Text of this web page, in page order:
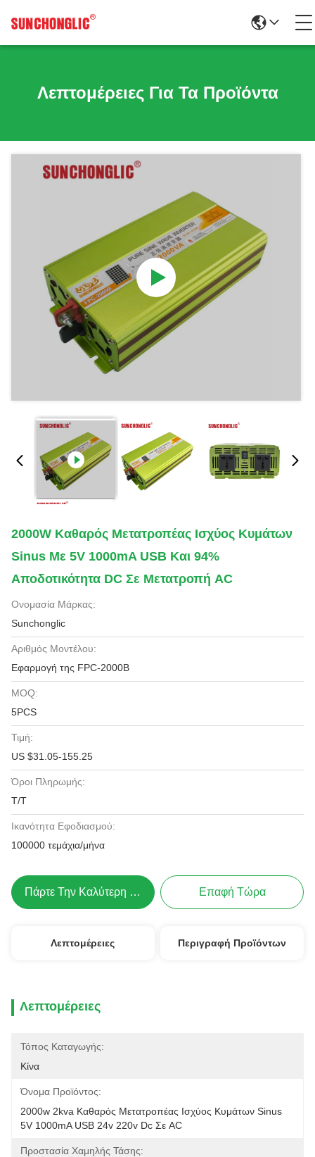
Λεπτομέρειες Για Τα Προϊόντα
2000W Καθαρός Μετατροπέας Ισχύος Κυμάτων
Sinus Με 5V 1000mA USB Και 94%
Αποδοτικότητα DC Σε Μετατροπή AC
Ονομασία Μάρκας:
Sunchonglic
Αριθμός Μοντέλου:
Εφαρμογή της FPC-2000B
MOQ:
5PCS
Τιμή:
US $31.05-155.25
Όροι Πληρωμής:
Τ/Τ
Ικανότητα Εφοδιασμού:
100000 τεμάχια/μήνα
Πάρτε Την Καλύτερη Τιμή Επαφή Τώρα
Λεπτομέρειες Περιγραφή Προϊόντων
Λεπτομέρειες
Τόπος Καταγωγής:
Κίνα
Όνομα Προϊόντος:
2000w 2kva Καθαρός Μετατροπέας Ισχύος Κυμάτων Sinus
5V 1000mA USB 24v 220v Dc Σε AC
Προστασία Χαμηλής Τάσης: